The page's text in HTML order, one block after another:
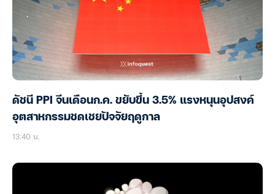
ดัชนี PPI จีนเดือนก.ค. ขยับขึ้น 3.5% แรงหนุนอุปสงค์
อุตสาหกรรมชดเชยปัจจัยฤดูกาล
13:40 น.